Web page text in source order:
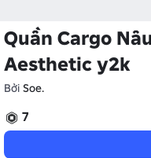
Quần Cargo
Aesthetic y2k
Bởi Soe.
7